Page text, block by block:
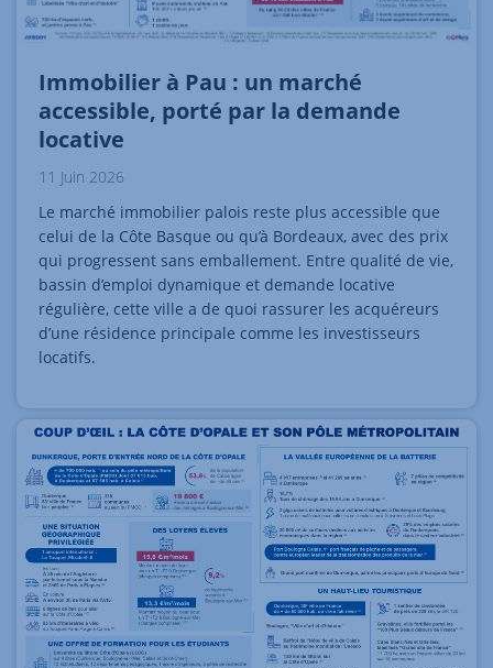
Immobilier à Pau : un marché
accessible, porté par la demande
locative
11 Juin 2026
Le marché immobilier palois reste plus accessible que
celui de la Côte Basque ou qu’à Bordeaux, avec des prix
qui progressent sans emballement. Entre qualité de vie,
bassin d’emploi dynamique et demande locative
régulière, cette ville a de quoi rassurer les acquéreurs
d’une résidence principale comme les investisseurs
locatifs.